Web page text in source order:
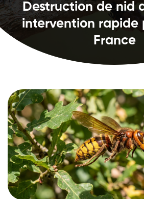
Destruction de nid
intervention rapide
France